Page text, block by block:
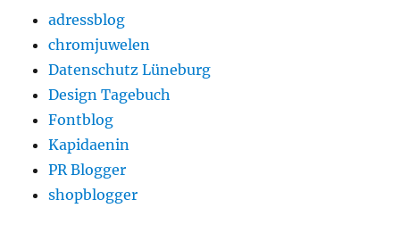
adressblog
chromjuwelen
Datenschutz Lüneburg
Design Tagebuch
Fontblog
Kapidaenin
PR Blogger
shopblogger